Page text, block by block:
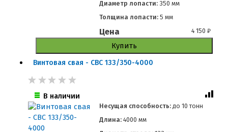
Диаметр лопасти:350 мм
Толщина лопасти:5 мм
Цена 4 150₽
Купить
Винтовая свая - СВС 133/350-4000
В наличии
Несущая способность: до 10 тонн
Длина:4000 мм